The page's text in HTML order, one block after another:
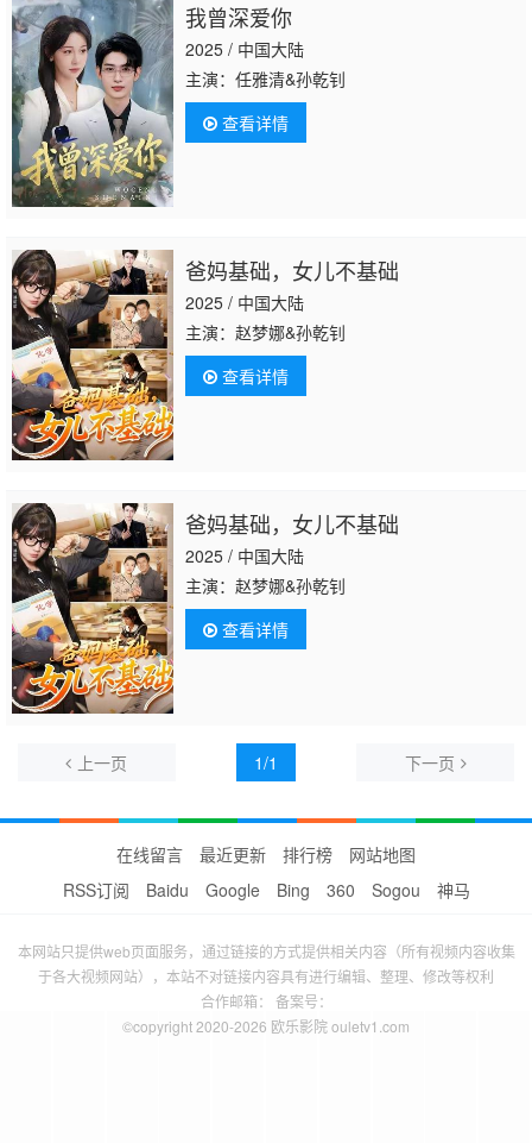
我曾深爱你
2025 / 中国大陆
主演：任雅清&孙乾钊
查看详情
爸妈基础，女儿不基础
2025 / 中国大陆
主演：赵梦娜&孙乾钊
查看详情
爸妈基础，女儿不基础
2025 / 中国大陆
主演：赵梦娜&孙乾钊
查看详情
上一页 1/1 下一页
在线留言 最近更新 排行榜
网站地图
RSS订阅
Baidu Google Bing 360 Sogou 神马
本网站只提供web页面服务，通过链接的方式提供相关内容（所有视频内容收集
于各大视频网站），本站不对链接内容具有进行编辑、整理、修改等权利
合作邮箱： 备案号：
©copyright 2020-2026 欧乐影院 ouletv1.com